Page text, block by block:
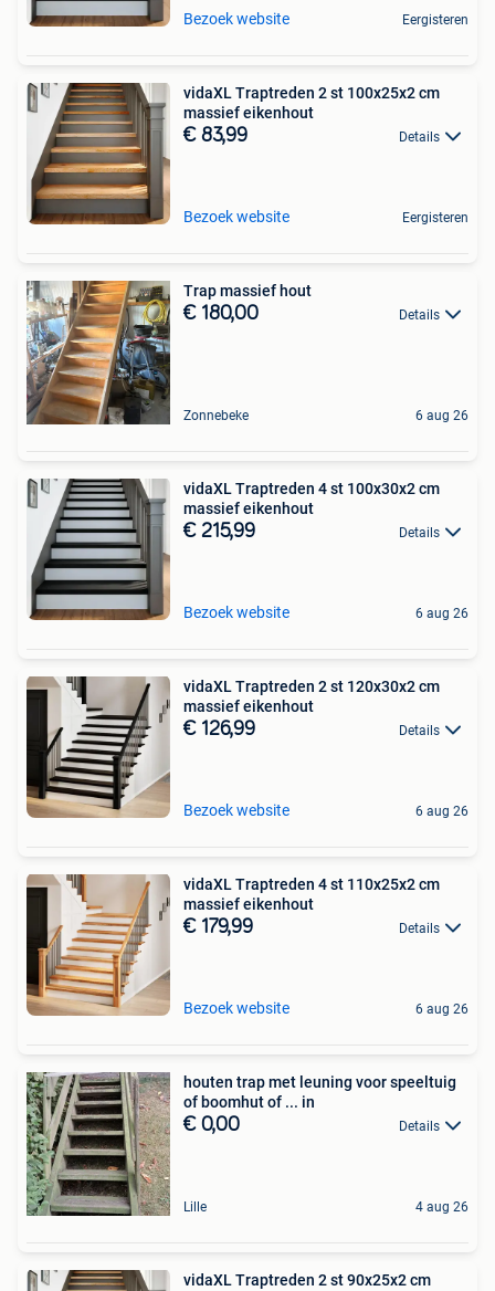
Bezoek website Eergisteren
vidaXL Traptreden 2 st 100x25x2 cm
massief eikenhout
€ 83,99 Details
Bezoek website Eergisteren
Trap massief hout
€ 180,00 Details
Zonnebeke 6 aug 26
vidaXL Traptreden 4 st 100x30x2 cm
massief eikenhout
€ 215,99 Details
Bezoek website 6 aug 26
vidaXL Traptreden 2 st 120x30x2 cm
massief eikenhout
€ 126,99 Details
Bezoek website 6 aug 26
vidaXL Traptreden 4 st 110x25x2 cm
massief eikenhout
€ 179,99 Details
Bezoek website 6 aug 26
houten trap met leuning voor speeltuig
of boomhut of ... in
€ 0,00 Details
Lille 4 aug 26
vidaXL Traptreden 2 st 90x25x2 cm